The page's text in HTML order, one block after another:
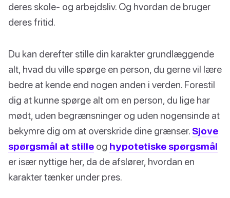
deres skole- og arbejdsliv. Og hvordan de bruger
deres fritid.
Du kan derefter stille din karakter grundlæggende
alt, hvad du ville spørge en person, du gerne vil lære
bedre at kende end nogen anden i verden. Forestil
dig at kunne spørge alt om en person, du lige har
mødt, uden begrænsninger og uden nogensinde at
bekymre dig om at overskride dine grænser. Sjove
spørgsmål at stille og hypotetiske spørgsmål
er især nyttige her, da de afslører, hvordan en
karakter tænker under pres.